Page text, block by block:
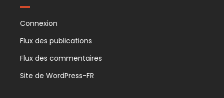
Connexion
Flux des publications
Flux des commentaires
Site de WordPress-FR